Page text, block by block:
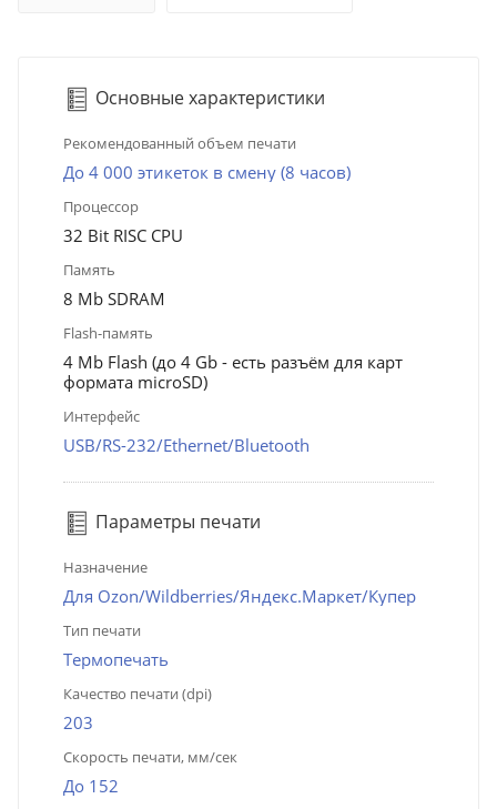
Основные характеристики
Рекомендованный объем печати
До 4 000 этикеток в смену (8 часов)
Процессор
32 Bit RISC CPU
Память
8 Mb SDRAM
Flash-память
4 Mb Flash (до 4 Gb - есть разъём для карт
формата microSD)
Интерфейс
USB/RS-232/Ethernet/Bluetooth
Параметры печати
Назначение
Для Ozon/Wildberries/Яндекс.Маркет/Купер
Тип печати
Термопечать
Качество печати (dpi)
203
Скорость печати, мм/сек
До 152